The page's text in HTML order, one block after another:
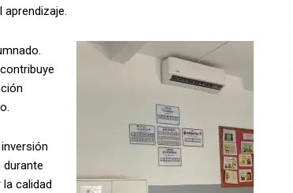
aprendizaje.
calidad